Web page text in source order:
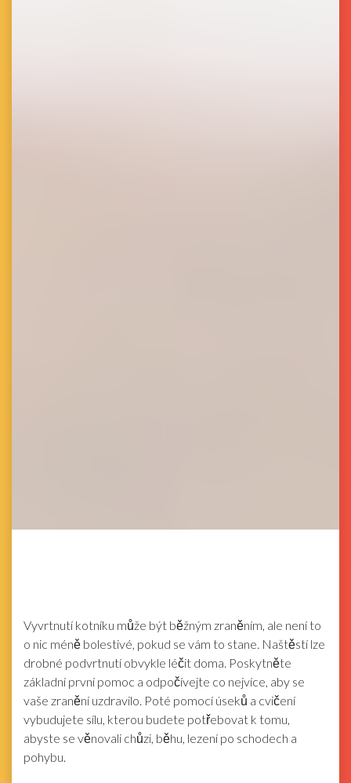
Vyvrtnutí kotníku může být běžným zraněním, ale není to
o nic méně bolestivé, pokud se vám to stane. Naštěstí lze
drobné podvrtnutí obvykle léčit doma. Poskytněte
základní první pomoc a odpočívejte co nejvíce, aby se
vaše zranění uzdravilo. Poté pomocí úseků a cvičení
vybudujete sílu, kterou budete potřebovat k tomu,
abyste se věnovali chůzi, běhu, lezení po schodech a
pohybu.